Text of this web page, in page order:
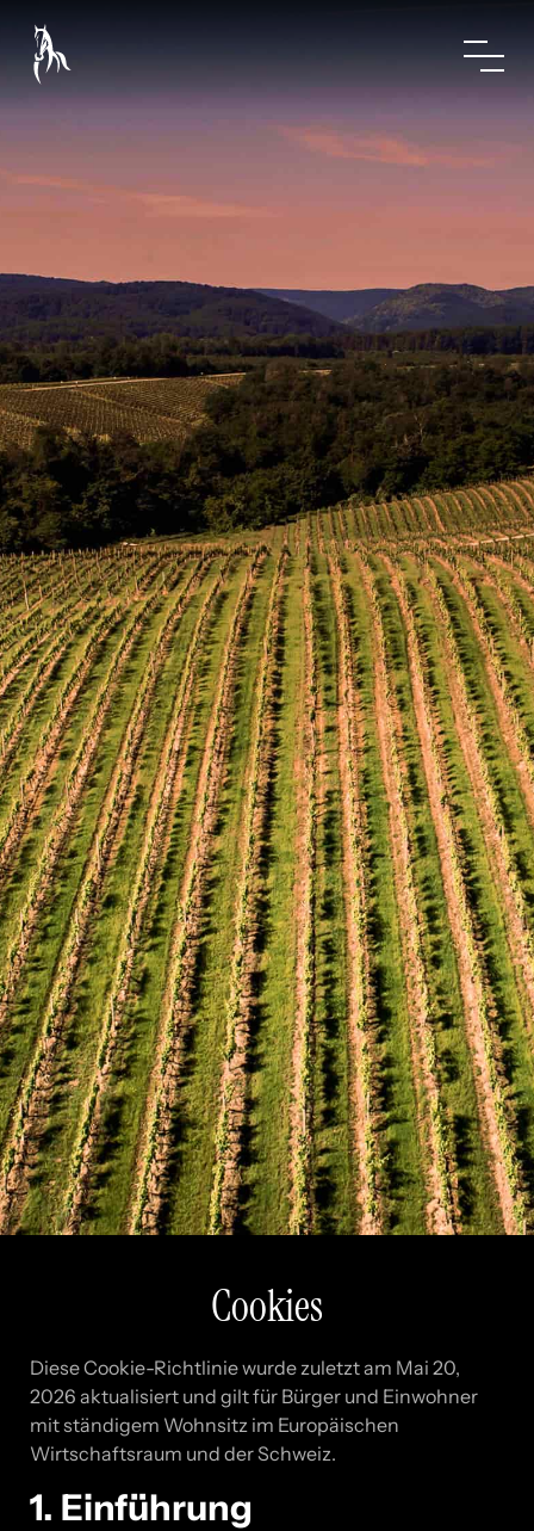
Cookies
Diese Cookie-Richtlinie wurde zuletzt am Mai 20,
2026 aktualisiert und gilt für Bürger und Einwohner
mit ständigem Wohnsitz im Europäischen
Wirtschaftsraum und der Schweiz.
1. Einführung